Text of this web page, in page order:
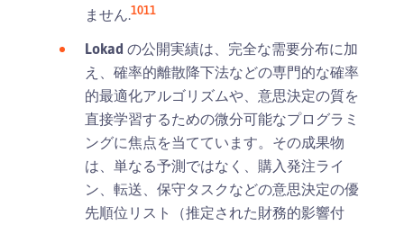
ません.1011
Lokad の公開実績は、完全な需要分布に加
え、確率的離散降下法などの専門的な確率
的最適化アルゴリズムや、意思決定の質を
直接学習するための微分可能なプログラミ
ングに焦点を当てています。その成果物
は、単なる予測ではなく、購入発注ライ
ン、転送、保守タスクなどの意思決定の優
先順位リスト（推定された財務的影響付